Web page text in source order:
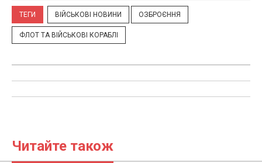
ТЕГИ ВІЙСЬКОВІ НОВИНИ ОЗБРОЄННЯ
ФЛОТ ТА ВІЙСЬКОВІ КОРАБЛІ
Читайте також